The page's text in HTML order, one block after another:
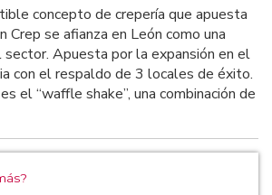
concepto de crepería que apuesta
Crep se afianza en León como una
Apuesta por la expansión en el
con el respaldo de 3 locales de éxito.
el “waffle shake”, una combinación de